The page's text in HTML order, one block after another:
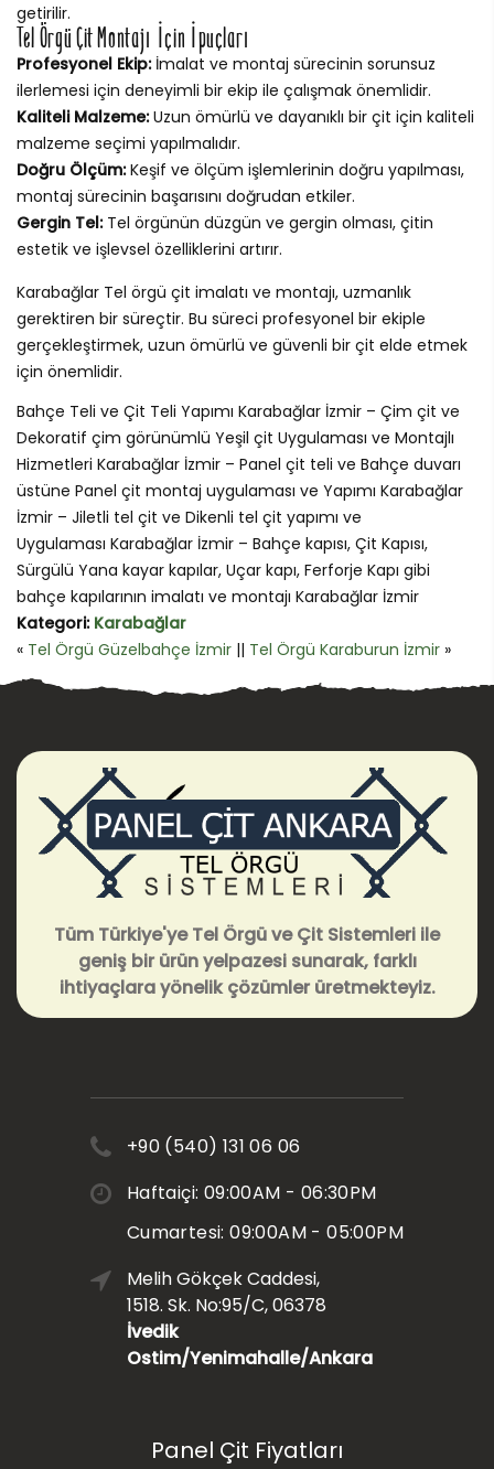
getirilir.
Tel Örgü Çit Montajı İçin İpuçları
Profesyonel Ekip:İmalat ve montaj sürecinin sorunsuz
ilerlemesi için deneyimli bir ekip ile çalışmak önemlidir.
Kaliteli Malzeme:Uzun ömürlü ve dayanıklı bir çit için kaliteli
malzeme seçimi yapılmalıdır.
Doğru Ölçüm:Keşif ve ölçüm işlemlerinin doğru yapılması,
montaj sürecinin başarısını doğrudan etkiler.
Gergin Tel:Tel örgünün düzgün ve gergin olması, çitin
estetik ve işlevsel özelliklerini artırır.
Karabağlar Tel örgü çit imalatı ve montajı, uzmanlık
gerektiren bir süreçtir. Bu süreci profesyonel bir ekiple
gerçekleştirmek, uzun ömürlü ve güvenli bir çit elde etmek
için önemlidir.
Bahçe Teli ve Çit Teli Yapımı Karabağlar İzmir – Çim çit ve
Dekoratif çim görünümlü Yeşil çit Uygulaması ve Montajlı
Hizmetleri Karabağlar İzmir – Panel çit teli ve Bahçe duvarı
üstüne Panel çit montaj uygulaması ve Yapımı Karabağlar
İzmir – Jiletli tel çit ve Dikenli tel çit yapımı ve
Uygulaması Karabağlar İzmir – Bahçe kapısı, Çit Kapısı,
Sürgülü Yana kayar kapılar, Uçar kapı, Ferforje Kapı gibi
bahçe kapılarının imalatı ve montajı Karabağlar İzmir
Kategori: Karabağlar
« Tel Örgü Güzelbahçe İzmir || Tel Örgü Karaburun İzmir »
Tüm Türkiye'ye Tel Örgü ve Çit Sistemleri ile
geniş bir ürün yelpazesi sunarak, farklı
ihtiyaçlara yönelik çözümler üretmekteyiz.
+90 (540) 131 06 06
Haftaiçi: 09:00AM - 06:30PM
Cumartesi: 09:00AM - 05:00PM
Melih Gökçek Caddesi,
1518. Sk. No:95/C, 06378
İvedik
Ostim/Yenimahalle/Ankara
Panel Çit Fiyatları